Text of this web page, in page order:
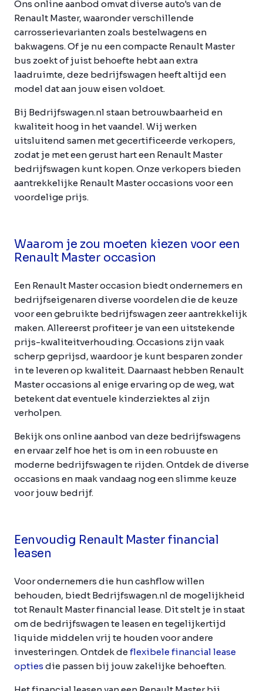
Ons online aanbod omvat diverse auto's van de
Renault Master, waaronder verschillende
carrosserievarianten zoals bestelwagens en
bakwagens. Of je nu een compacte Renault Master
bus zoekt of juist behoefte hebt aan extra
laadruimte, deze bedrijfswagen heeft altijd een
model dat aan jouw eisen voldoet.
Bij Bedrijfswagen.nl staan betrouwbaarheid en
kwaliteit hoog in het vaandel. Wij werken
uitsluitend samen met gecertificeerde verkopers,
zodat je met een gerust hart een Renault Master
bedrijfswagen kunt kopen. Onze verkopers bieden
aantrekkelijke Renault Master occasions voor een
voordelige prijs.
Waarom je zou moeten kiezen voor een
Renault Master occasion
Een Renault Master occasion biedt ondernemers en
bedrijfseigenaren diverse voordelen die de keuze
voor een gebruikte bedrijfswagen zeer aantrekkelijk
maken. Allereerst profiteer je van een uitstekende
prijs-kwaliteitverhouding. Occasions zijn vaak
scherp geprijsd, waardoor je kunt besparen zonder
in te leveren op kwaliteit. Daarnaast hebben Renault
Master occasions al enige ervaring op de weg, wat
betekent dat eventuele kinderziektes al zijn
verholpen.
Bekijk ons online aanbod van deze bedrijfswagens
en ervaar zelf hoe het is om in een robuuste en
moderne bedrijfswagen te rijden. Ontdek de diverse
occasions en maak vandaag nog een slimme keuze
voor jouw bedrijf.
Eenvoudig Renault Master financial
leasen
Voor ondernemers die hun cashflow willen
behouden, biedt Bedrijfswagen.nl de mogelijkheid
tot Renault Master financial lease. Dit stelt je in staat
om de bedrijfswagen te leasen en tegelijkertijd
liquide middelen vrij te houden voor andere
investeringen. Ontdek deflexibele financial lease
opties die passen bij jouw zakelijke behoeften.